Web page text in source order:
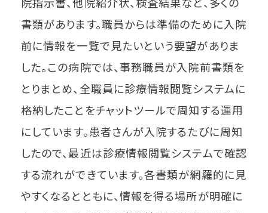
書類があります。職員からは準備のために入院
前に情報を一覧で見たいという要望がありま
した。この病院では、事務職員が入院前書類を
とりまとめ、全職員に診療情報閲覧システムに
格納したことをチャットツールで周知する運用
にしています。患者さんが入院するたびに周知
したので、最近は診療情報閲覧システムで確認
する流れができています。各書類が網羅的に見
やすくなるとともに、情報を得る場所が明確に